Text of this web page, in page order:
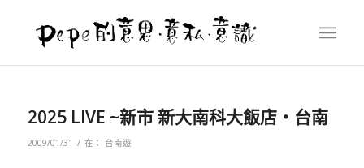
2025 LIVE ~新市 新大南科大飯店‧台南
2009/01/31 / 在： 台南遊